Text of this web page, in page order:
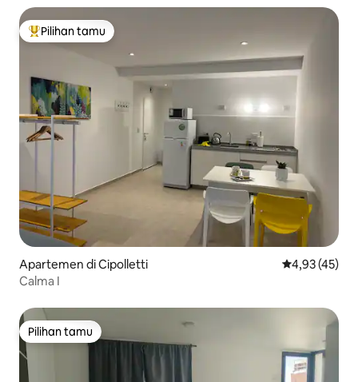
Pilihan tamu terpopuler
Pilihan tamu
Apartemen di Cipolletti Nilai rata-rata
4,93 (45)
Calma I
Pilihan tamu
Pilihan tamu